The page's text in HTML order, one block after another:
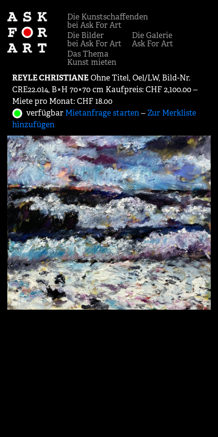
Die Kunstschaffenden
bei Ask For Art
Die Bilder
bei Ask For Art
Die Galerie
Ask For Art
Das Thema
Kunst mieten
REYLE CHRISTIANEOhne Titel, Oel/LW, Bild-Nr.
CRE22.014, B×H 70×70 cm Kaufpreis: CHF 2,100.00 ‒
Miete pro Monat: CHF 18.00
verfügbar Mietanfrage starten‒Zur Merkliste
hinzufügen